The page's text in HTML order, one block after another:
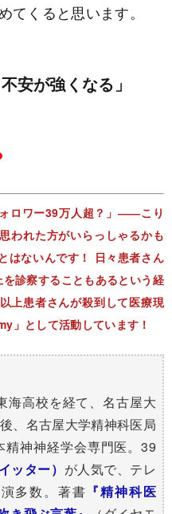
てくると思います。
安が強くなる」
ロワー39万人超？」――こり
われた方がいらっしゃるかも
はないんです！ 日々患者さん
診察することもあるという経
上患者さんが殺到して医療現
」として活動しています！
海高校を経て、名古屋大
、名古屋大学精神科医局
精神神経学会専門医。39
ッター） が人気で、テレ
多数。著書 『精神科医